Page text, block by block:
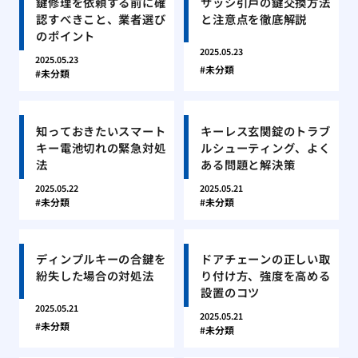
認すべきこと、業者選び
のポイント
2025.05.23
未分類
と注意点を徹底解説
2025.05.23
未分類
知っておきたいスマート
キー電池切れの緊急対処
法
2025.05.22
未分類
キーレス玄関錠のトラブ
ルシューティング、よく
ある問題と解決策
2025.05.21
未分類
ディンプルキーの合鍵を
紛失した場合の対処法
2025.05.21
未分類
ドアチェーンの正しい取
り付け方、強度を高める
設置のコツ
2025.05.21
未分類